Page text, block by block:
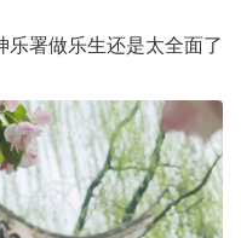
乐署做乐生还是太全面了